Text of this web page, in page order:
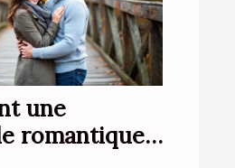
une
romantique